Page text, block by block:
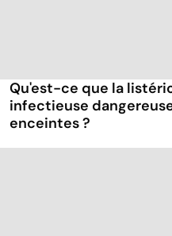
Qu'est-ce que la
infectieuse
enceintes ?